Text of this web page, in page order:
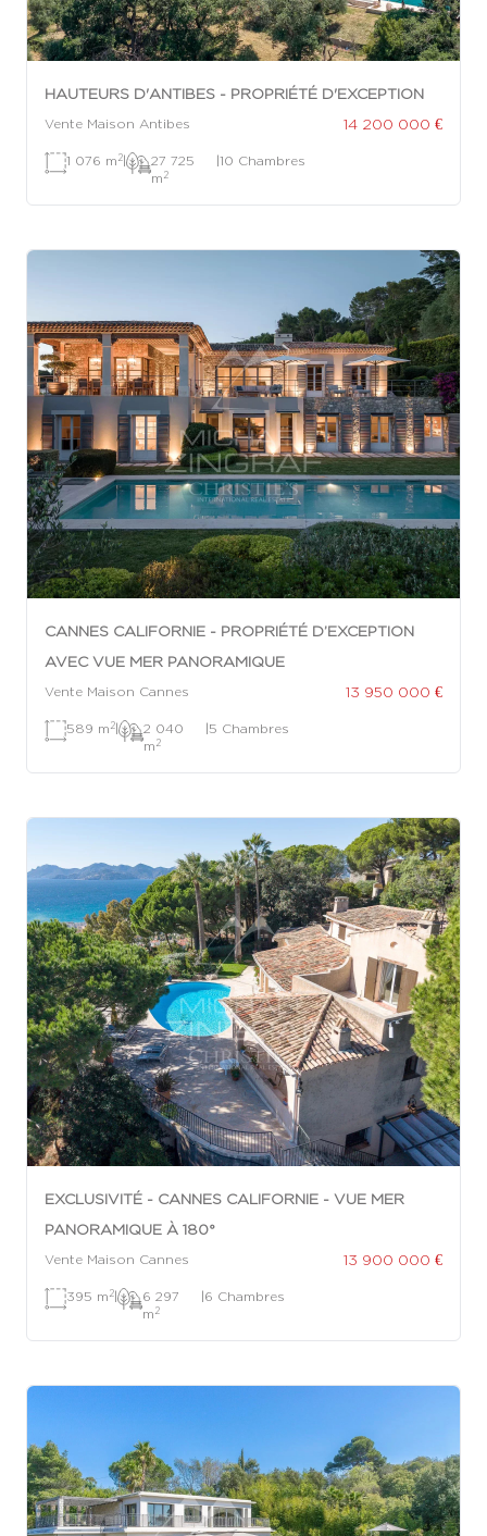
HAUTEURS D'ANTIBES - PROPRIÉTÉ D'EXCEPTION
Vente Maison Antibes 14 200 000 €
1 076 m 2|
27 725
m 2
|10 Chambres
CANNES CALIFORNIE - PROPRIÉTÉ D’EXCEPTION
AVEC VUE MER PANORAMIQUE
Vente Maison Cannes 13 950 000 €
589 m 2|
2 040
m 2
|5 Chambres
EXCLUSIVITÉ - CANNES CALIFORNIE - VUE MER
PANORAMIQUE À 180°
Vente Maison Cannes 13 900 000 €
395 m 2|
6 297
m 2
|6 Chambres